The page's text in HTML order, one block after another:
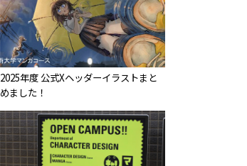
2025年度 公式Xヘッダーイラストまと
めました！